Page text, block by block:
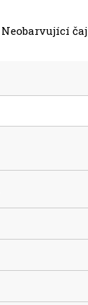
Neobarvující čaj